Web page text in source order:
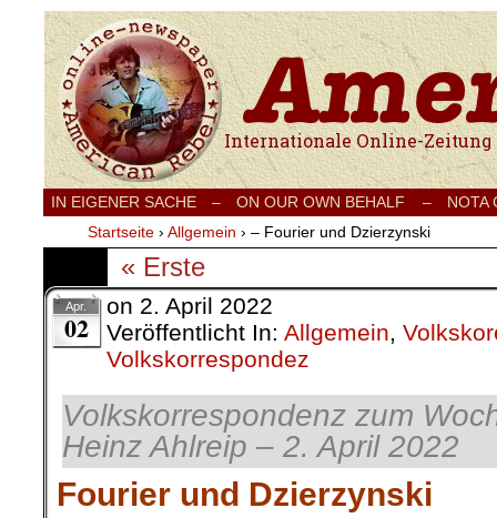
Internationale Onlinezeitung für Frieden,
IN EIGENER SACHE – ON OUR OWN BEHALF –
NOTA
Startseite › Allgemein › – Fourier und Dzierzynski
« Erste
Apr.
02
on 2. April 2022
Veröffentlicht In: Allgemein,
Volkskorrespondez
Volkskorrespondenz zum
Heinz Ahlreip – 2. April 2022
Fourier und Dzierzynski